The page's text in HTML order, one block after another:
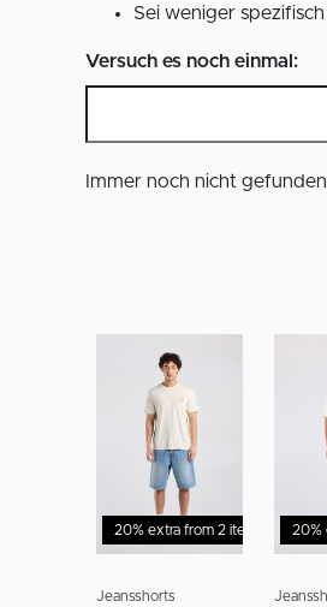
Sei weniger
Versuch es noch einmal:
Immer noch nicht
20% extra from 2 items Sale
Jeansshorts
20%